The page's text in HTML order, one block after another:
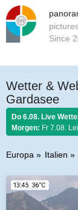
Since
Wetter &
Gardasee
Do 6.08. Live
Morgen: Fr 7.08.
Europa Italien